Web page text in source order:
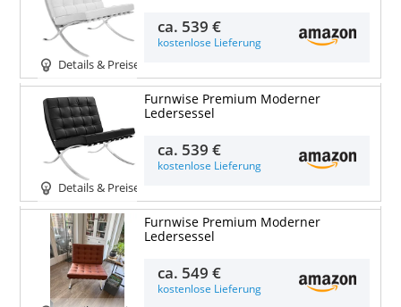
Details & Preise
ca. 539 €
kostenlose Lieferung
Details & Preise
Furnwise Premium Moderner
Ledersessel
ca. 539 €
kostenlose Lieferung
Furnwise Premium Moderner
Ledersessel
ca. 549 €
kostenlose Lieferung